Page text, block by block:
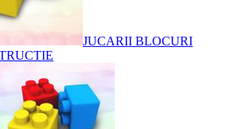
JUCARII BLOCURI